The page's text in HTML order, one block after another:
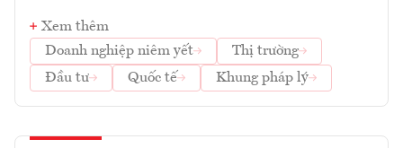
Xem thêm
Doanh nghiệp niêm yết
Thị trường
Đầu tư
Quốc tế Khung pháp lý